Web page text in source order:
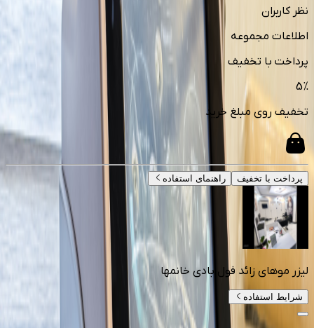
نظر کاربران
اطلاعات مجموعه
پرداخت با تخفیف
5%
تخفیف روی مبلغ خرید
پرداخت با تخفیف راهنمای استفاده
لیزر موهای زائد فول بادی خانمها
شرایط استفاده